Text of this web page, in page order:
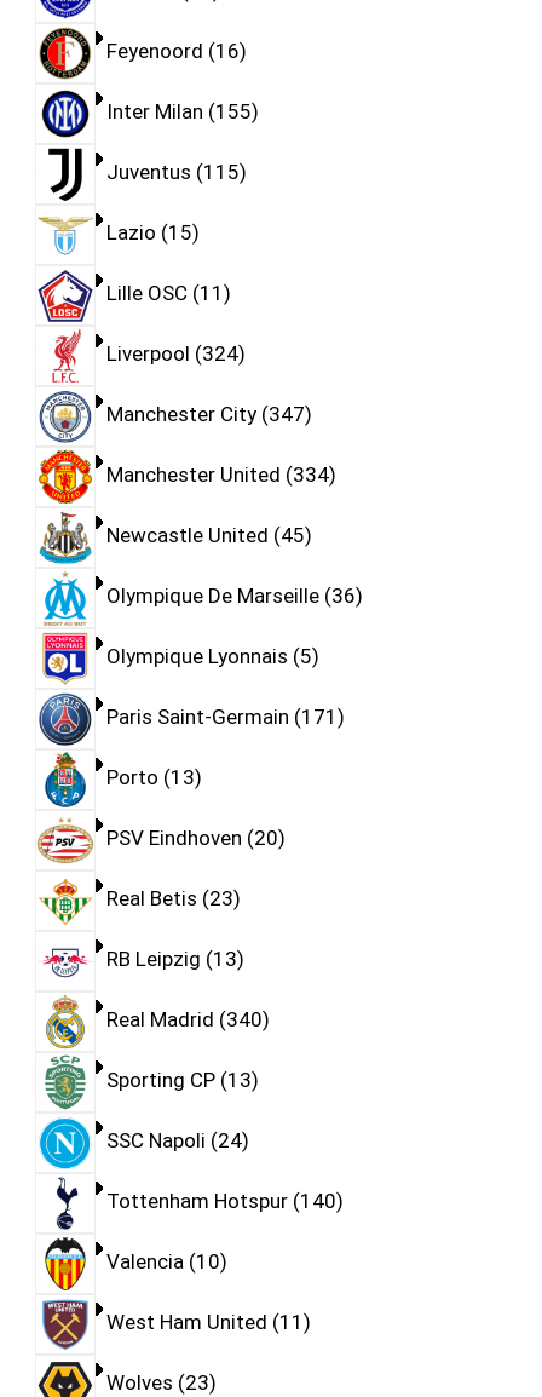
Feyenoord 16
Inter Milan 155
Juventus 115
Lazio 15
Lille OSC 11
Liverpool 324
Manchester City 347
Manchester United 334
Newcastle United 45
Olympique De Marseille 36
Olympique Lyonnais 5
Paris Saint-Germain 171
Porto 13
PSV Eindhoven 20
Real Betis 23
RB Leipzig 13
Real Madrid 340
Sporting CP 13
SSC Napoli 24
Tottenham Hotspur 140
Valencia 10
West Ham United 11
Wolves 23